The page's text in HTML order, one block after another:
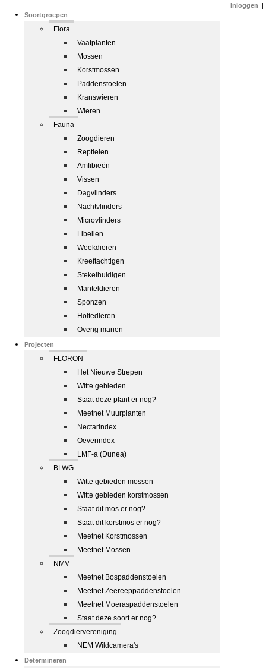
Soortgroepen
Flora
Vaatplanten
Mossen
Korstmossen
Paddenstoelen
Kranswieren
Wieren
Fauna
Zoogdieren
Reptielen
Amfibieën
Vissen
Dagvlinders
Nachtvlinders
Microvlinders
Libellen
Weekdieren
Kreeftachtigen
Stekelhuidigen
Manteldieren
Sponzen
Holtedieren
Overig marien
Projecten
FLORON
Het Nieuwe Strepen
Witte gebieden
Staat deze plant er nog?
Meetnet Muurplanten
Nectarindex
Oeverindex
LMF-a (Dunea)
BLWG
Witte gebieden mossen
Witte gebieden korstmossen
Staat dit mos er nog?
Staat dit korstmos er nog?
Meetnet Korstmossen
Meetnet Mossen
NMV
Meetnet Bospaddenstoelen
Meetnet Zeereeppaddenstoelen
Meetnet Moeraspaddenstoelen
Staat deze soort er nog?
Zoogdiervereniging
NEM Wildcamera's
Determineren
Inloggen |